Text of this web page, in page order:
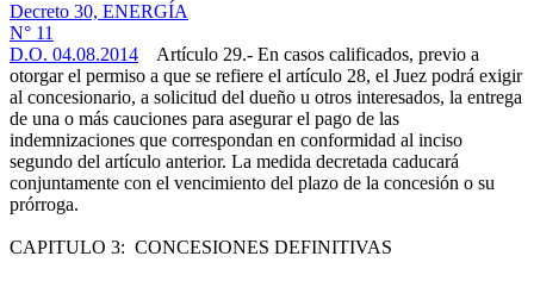
Decreto 30, ENERGÍA
N° 11
D.O. 04.08.2014 Artículo 29.- En casos calificados, previo a
otorgar el permiso a que se refiere el artículo 28, el Juez podrá exigir
al concesionario, a solicitud del dueño u otros interesados, la entrega
de una o más cauciones para asegurar el pago de las
indemnizaciones que correspondan en conformidad al inciso
segundo del artículo anterior. La medida decretada caducará
conjuntamente con el vencimiento del plazo de la concesión o su
prórroga.
CAPITULO 3: CONCESIONES DEFINITIVAS